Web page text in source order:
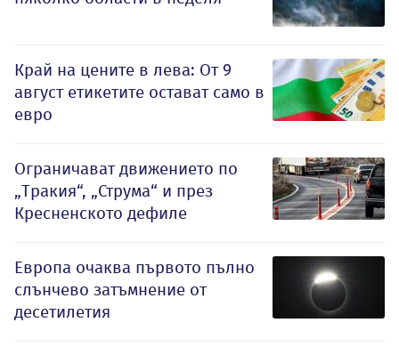
Край на цените в лева: От 9
август етикетите остават само в
евро
Ограничават движението по
„Тракия“, „Струма“ и през
Кресненското дефиле
Европа очаква първото пълно
слънчево затъмнение от
десетилетия